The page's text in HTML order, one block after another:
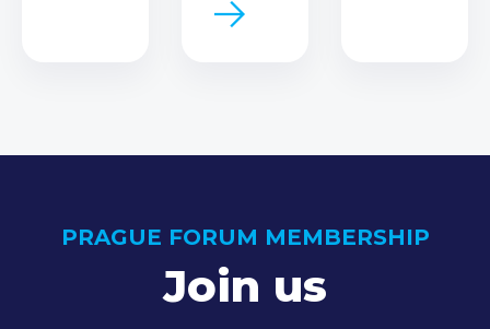
PRAGUE FORUM MEMBERSHIP
Join us